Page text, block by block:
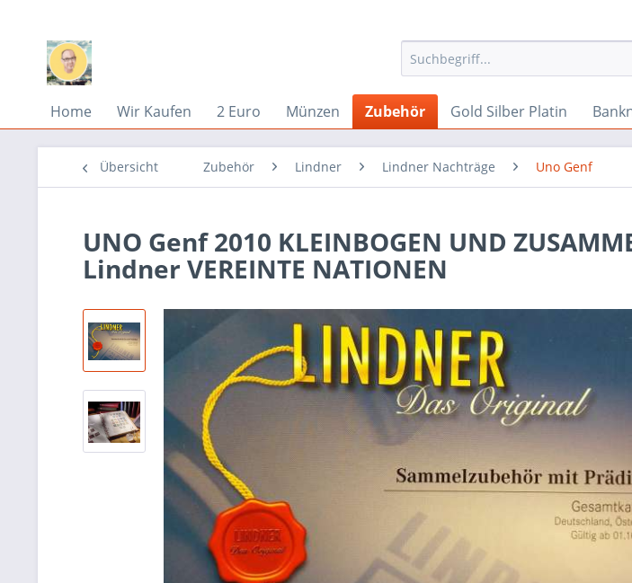
Home Wir Kaufen 2 Euro Münzen Zubehör Gold Silber Platin
Übersicht Zubehör Lindner Lindner Nachträge Uno Genf
UNO Genf 2010 KLEINBOGEN UND
Lindner VEREINTE NATIONEN